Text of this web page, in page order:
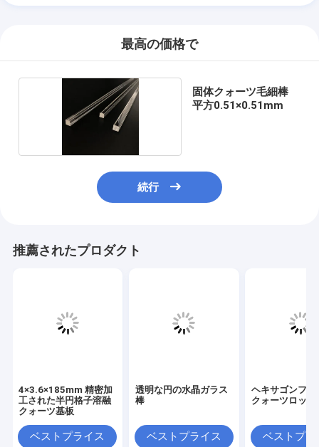
最高の価格で
固体クォーツ毛細棒
平方0.51×0.51mm
続行
推薦されたプロダクト
4×3.6×185mm 精密加
工された半円格子溶融
クォーツ基板
ベストプライス
透明な円の水晶ガラス
棒
ベストプライス
ヘキサゴンフュ
クォーツロッド
ベストプラ